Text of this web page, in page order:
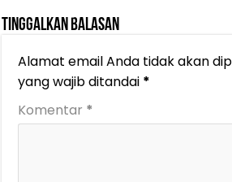
Tinggalkan Balasan
Alamat email Anda tidak akan
yang wajib ditandai *
Komentar *